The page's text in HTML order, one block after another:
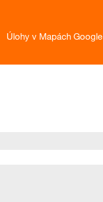
Úlohy v Mapách Google